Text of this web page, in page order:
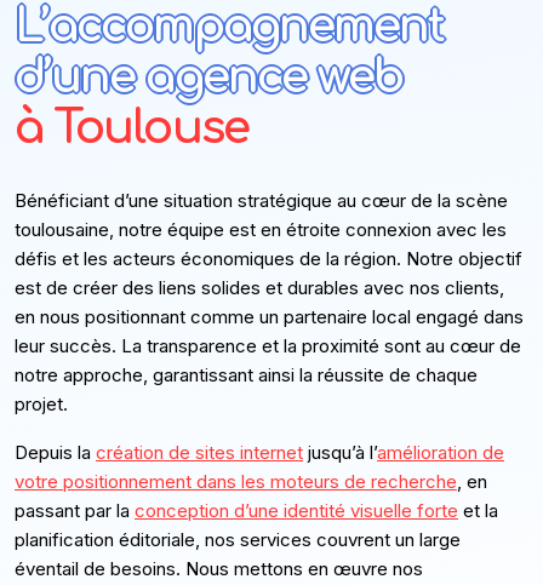
L’accompagnement
d’une agence web
à Toulouse
Bénéficiant d’une situation stratégique au cœur de la scène
toulousaine, notre équipe est en étroite connexion avec les
défis et les acteurs économiques de la région. Notre objectif
est de créer des liens solides et durables avec nos clients,
en nous positionnant comme un partenaire local engagé dans
leur succès. La transparence et la proximité sont au cœur de
notre approche, garantissant ainsi la réussite de chaque
projet.
Depuis la création de sites internet jusqu’à l’amélioration de
votre positionnement dans les moteurs de recherche, en
passant par la conception d’une identité visuelle forte et la
planification éditoriale, nos services couvrent un large
éventail de besoins. Nous mettons en œuvre nos